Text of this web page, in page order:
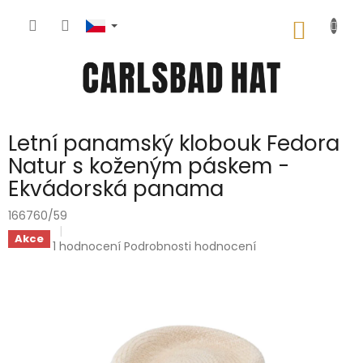
Letní panamský klobouk Fedora
Natur s koženým páskem -
Ekvádorská panama
166760/59
Akce Průměrné
1 hodnocení Podrobnosti hodnocení